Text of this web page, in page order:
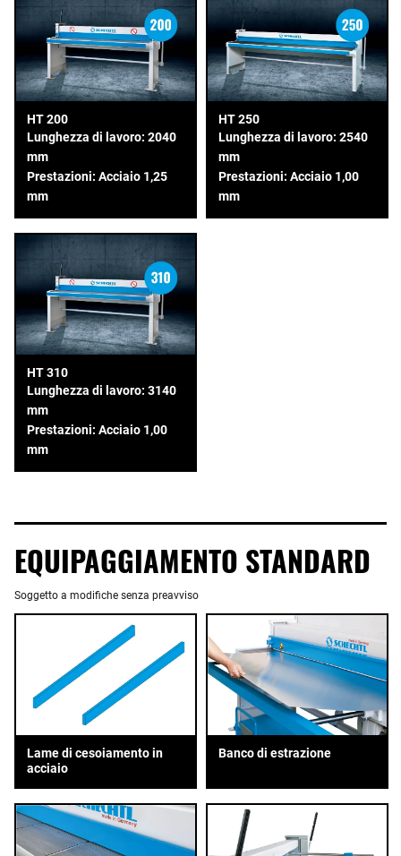
HT 200
Lunghezza di lavoro: 2040
mm
Prestazioni: Acciaio 1,25
mm
HT 250
Lunghezza di lavoro: 2540
mm
Prestazioni: Acciaio 1,00
mm
HT 310
Lunghezza di lavoro: 3140
mm
Prestazioni: Acciaio 1,00
mm
EQUIPAGGIAMENTO STANDARD
Soggetto a modifiche senza preavviso
Lame di cesoiamento in
acciaio
Banco di estrazione